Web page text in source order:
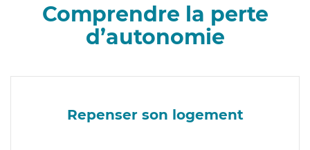
Comprendre la perte
d’autonomie
Repenser son logement